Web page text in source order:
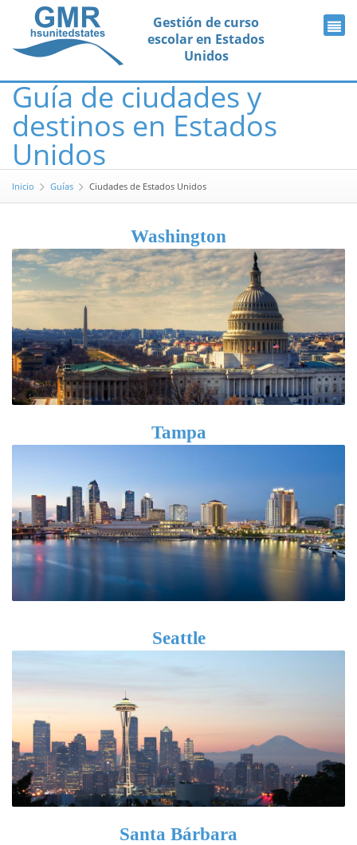
Gestión de curso
escolar en Estados
Unidos
Guía de ciudades y
destinos en Estados
Unidos
Inicio Guías Ciudades de Estados Unidos
Washington
Tampa
Seattle
Santa Bárbara